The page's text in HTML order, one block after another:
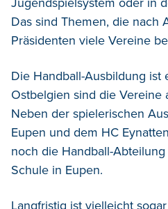
Das sind Themen, die nach
Präsidenten viele Vereine
Die Handball-Ausbildung ist
Ostbelgien sind die Vereine
Neben der spielerischen
Eupen und dem HC
noch die Handball-
Schule in Eupen.
Langfristig ist vielleicht